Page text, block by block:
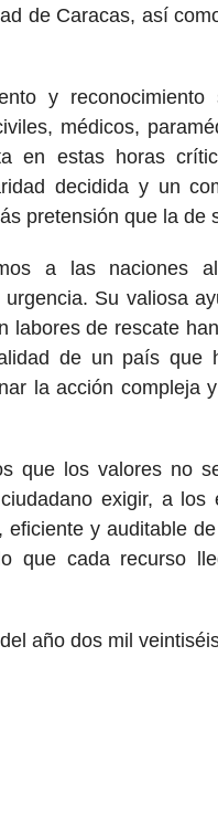
de Caracas, así
y
médicos,
en estas horas
decidida y un
pretensión que la de
a las naciones
Su valiosa
labores de rescate
de un país que
la acción compleja
que los valores no
exigir, a los
y auditable
que cada recurso
año dos mil